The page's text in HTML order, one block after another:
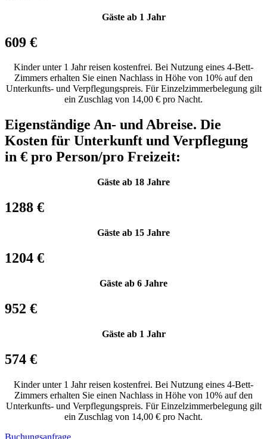
Gäste ab 1 Jahr
609 €
Kinder unter 1 Jahr reisen kostenfrei. Bei Nutzung eines 4-Bett-
Zimmers erhalten Sie einen Nachlass in Höhe von 10% auf den
Unterkunfts- und Verpflegungspreis. Für Einzelzimmerbelegung gilt
ein Zuschlag von 14,00 € pro Nacht.
Eigenständige An- und Abreise. Die
Kosten für Unterkunft und Verpflegung
in € pro Person/pro Freizeit:
Gäste ab 18 Jahre
1288 €
Gäste ab 15 Jahre
1204 €
Gäste ab 6 Jahre
952 €
Gäste ab 1 Jahr
574 €
Kinder unter 1 Jahr reisen kostenfrei. Bei Nutzung eines 4-Bett-
Zimmers erhalten Sie einen Nachlass in Höhe von 10% auf den
Unterkunfts- und Verpflegungspreis. Für Einzelzimmerbelegung gilt
ein Zuschlag von 14,00 € pro Nacht.
Buchungsanfrage